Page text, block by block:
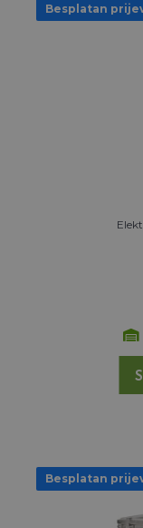
Besplatan
Besplatan